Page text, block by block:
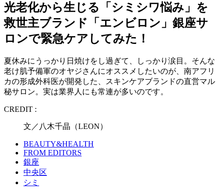
光老化から生じる「シミシワ悩み」を
救世主ブランド「エンビロン」銀座サ
ロンで緊急ケアしてみた！
夏休みにうっかり日焼けをし過ぎて、しっかり涙目。そんな
老け肌予備軍のオヤジさんにオススメしたいのが、南アフリ
カの形成外科医が開発した、スキンケアブランドの直営マル
秘サロン。実は業界人にも常連が多いのです。
CREDIT :
文／八木千晶（LEON）
BEAUTY&HEALTH
FROM EDITORS
銀座
中央区
シミ